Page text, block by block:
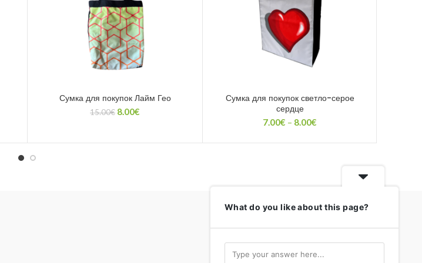
Сумка для покупок Лайм Гео
15.00€ Первоначальная
15.00€.
8.00€
Сумка для покупок светло-серое
сердце
7.00€ – 8.00€
7.00€
What do you like about this page?